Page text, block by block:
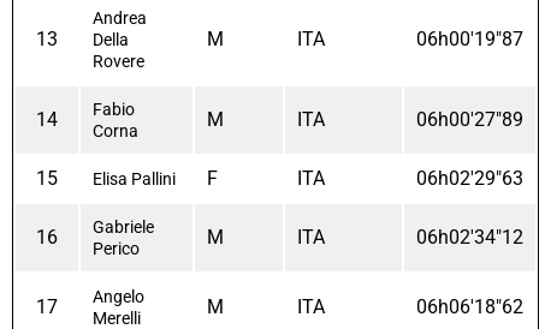
13
Andrea
Della
Rovere
M ITA 06h00'19"87
14
Fabio
Corna
M ITA 06h00'27"89
15 Elisa Pallini F ITA 06h02'29"63
16
Gabriele
Perico
M ITA 06h02'34"12
17
Angelo
Merelli
M ITA 06h06'18"62